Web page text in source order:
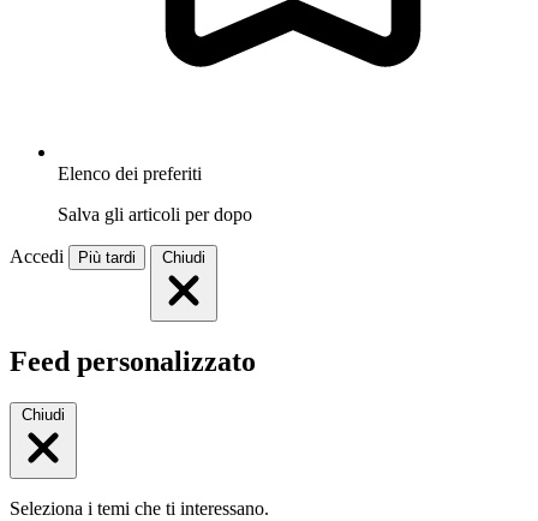
Elenco dei preferiti
Salva gli articoli per dopo
Accedi Più tardi Chiudi
Feed personalizzato
Chiudi
Seleziona i temi che ti interessano.